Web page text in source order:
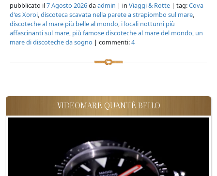
pubblicato il7 Agosto 2026daadmin | in Viaggi & Rotte | tag:Cova
d'es Xoroi,discoteca scavata nella parete a strapiombo sul mare,
discoteche al mare più belle al mondo, i locali notturni più
affascinanti sul mare, più famose discoteche al mare del mondo, un
mare di discoteche da sogno | commenti:4
VIDEOMARE QUANT'È BELLO